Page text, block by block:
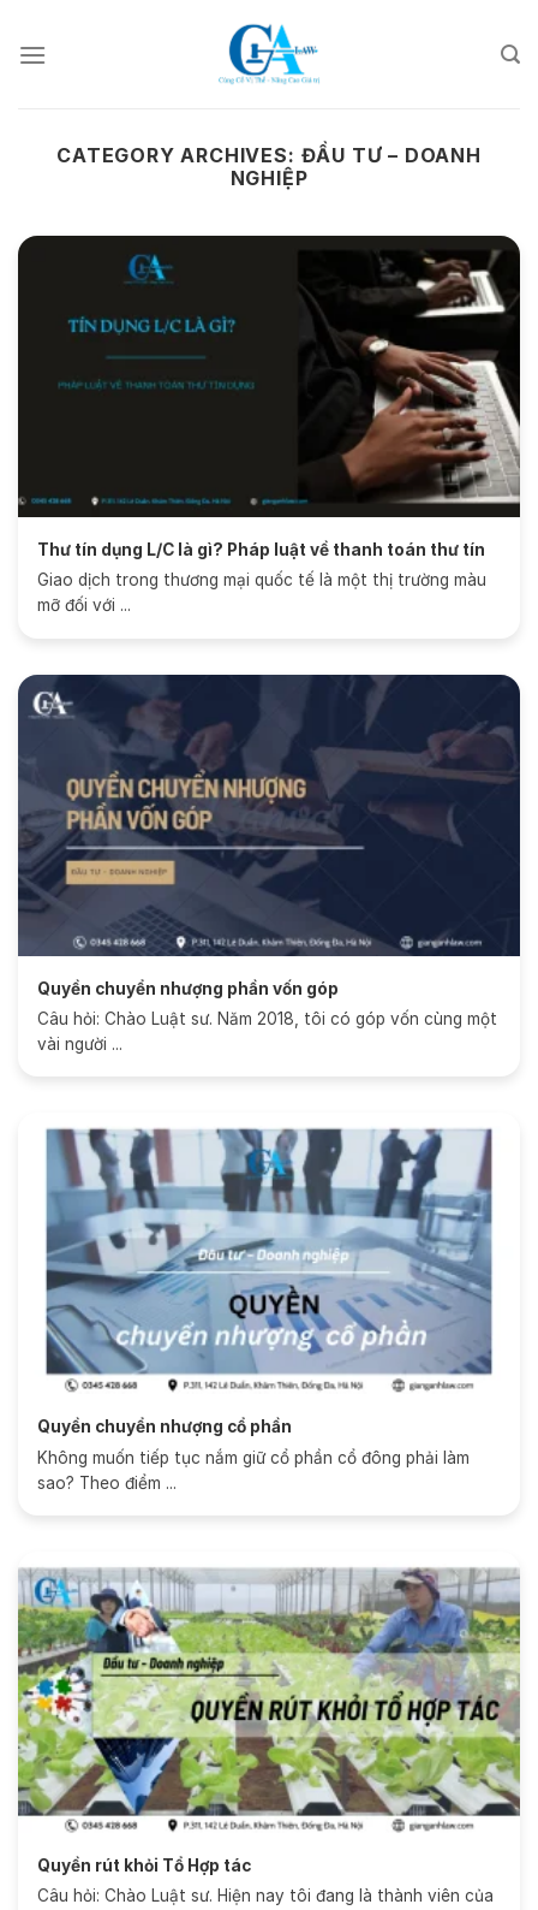
CATEGORY ARCHIVES: ĐẦU TƯ – DOANH
NGHIỆP
Thư tín dụng L/C là gì? Pháp luật về thanh toán thư tín
dụng
Giao dịch trong thương mại quốc tế là một thị trường màu
mỡ đối với ...
Quyền chuyển nhượng phần vốn góp
Câu hỏi: Chào Luật sư. Năm 2018, tôi có góp vốn cùng một
vài người ...
Quyền chuyển nhượng cổ phần
Không muốn tiếp tục nắm giữ cổ phần cổ đông phải làm
sao? Theo điểm ...
Quyền rút khỏi Tổ Hợp tác
Câu hỏi: Chào Luật sư. Hiện nay tôi đang là thành viên của